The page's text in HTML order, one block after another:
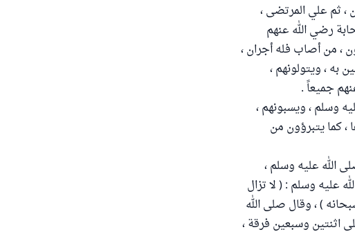
، ثم علي المرتضى ،
رضي الله عنهم
، من أصاب فله أجران ،
به ، ويتولونهم ،
جميعاً .
وسلم ، ويسبونهم ،
، كما يتبرؤون من
الله عليه وسلم ،
عليه وسلم : ( لا تزال
) ، وقال صلى الله
اثنتين وسبعين فرقة ،